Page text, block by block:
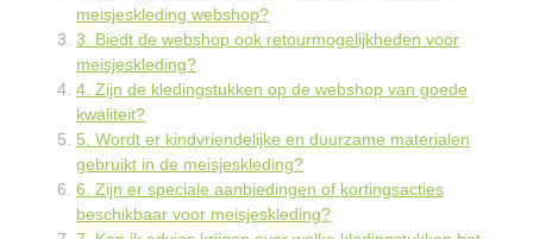
meisjeskleding webshop?
3. Biedt de webshop ook retourmogelijkheden voor
meisjeskleding?
4. Zijn de kledingstukken op de webshop van goede
kwaliteit?
5. Wordt er kindvriendelijke en duurzame materialen
gebruikt in de meisjeskleding?
6. Zijn er speciale aanbiedingen of kortingsacties
beschikbaar voor meisjeskleding?